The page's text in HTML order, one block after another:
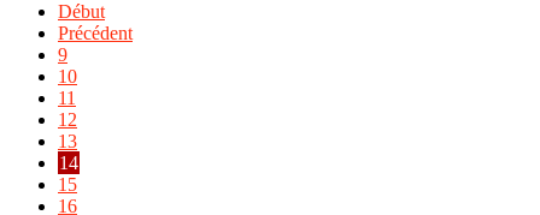
Début
Précédent
9
10
11
12
13
14
15
16